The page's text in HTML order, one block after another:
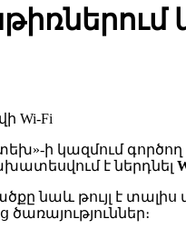
ի կազմում
է ներդնել
նաև թույլ է տալիս